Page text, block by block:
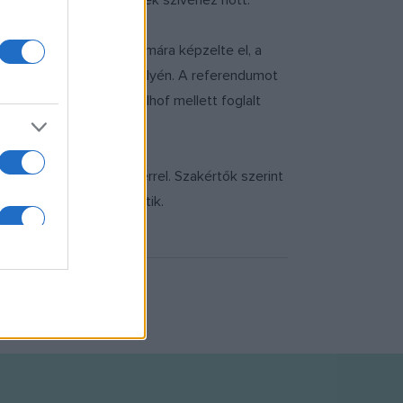
utasforgalom számára képzelte el, a
a Tempelhof helyén. A referendumot
Tempelhof mellett foglalt
Schönefeld repülőtérrel. Szakértők szerint
az utóbbi, ha bővítik.